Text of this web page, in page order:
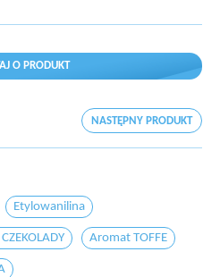
O PRODUKT
NASTĘPNY PRODUKT
Etylowanilina
Aromat TOFFE